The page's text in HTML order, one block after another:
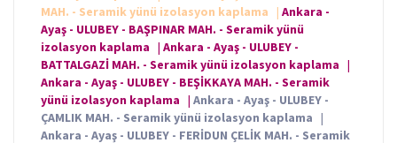
MAH. - Seramik yünü izolasyon kaplama
| Ankara -
Ayaş - ULUBEY - BAŞPINAR MAH. - Seramik yünü
izolasyon kaplama | Ankara - Ayaş - ULUBEY -
BATTALGAZİ MAH. - Seramik yünü izolasyon kaplama |
Ankara - Ayaş - ULUBEY - BEŞİKKAYA MAH. - Seramik
yünü izolasyon kaplama | Ankara - Ayaş - ULUBEY -
ÇAMLIK MAH. - Seramik yünü izolasyon kaplama |
Ankara - Ayaş - ULUBEY - FERİDUN ÇELİK MAH. - Seramik